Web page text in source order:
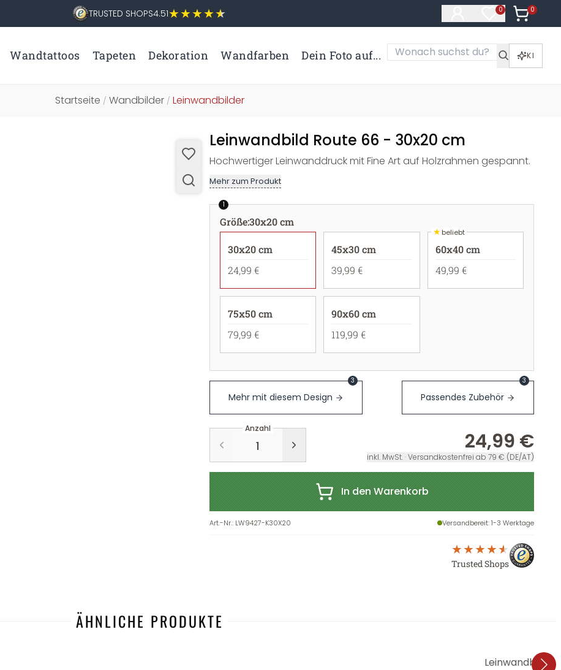
TRUSTED SHOPS4.51 0
Artikel im
0
Artikel
Wandtattoos Tapeten Dekoration Wandfarben Dein Foto auf... KI
Startseite / Wandbilder/ Leinwandbilder
Leinwandbild Route 66 - 30x20 cm
Hochwertiger Leinwanddruck mit Fine Art auf Holzrahmen gespannt.
Mehr zum Produkt
1
Größe:30x20 cm
30x20 cm
24,99 €
45x30 cm
39,99 €
★beliebt
60x40 cm
49,99 €
75x50 cm
79,99 €
90x60 cm
119,99 €
Mehr mit diesem Design
3
Passendes Zubehör
3
Anzahl
24,99 €
inkl. MwSt. · Versandkostenfrei ab 79 € (DE/AT)
In den Warenkorb
Art.-Nr.: LW9427-K30X20 Versandbereit: 1-3 Werktage
Trusted Shops
ÄHNLICHE PRODUKTE
Leinwandbild